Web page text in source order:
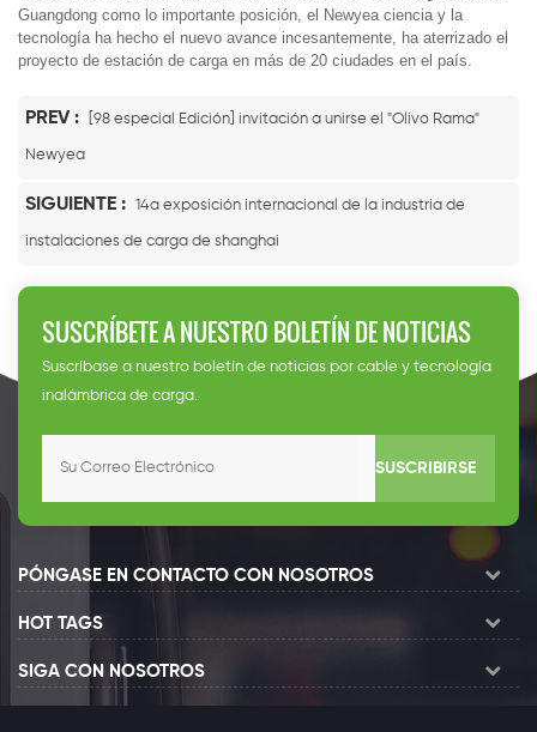
Guangdong como lo importante posición, el Newyea ciencia y la
tecnología ha hecho el nuevo avance incesantemente, ha aterrizado el
proyecto de estación de carga en más de 20 ciudades en el país.
PREV : [98 especial Edición] invitación a unirse el "Olivo Rama"
Newyea
SIGUIENTE : 14a exposición internacional de la industria de
instalaciones de carga de shanghai
SUSCRÍBETE A NUESTRO BOLETÍN DE NOTICIAS
Suscríbase a nuestro boletín de noticias por cable y tecnología
inalámbrica de carga.
SUSCRIBIRSE
PÓNGASE EN CONTACTO CON NOSOTROS
HOT TAGS
SIGA CON NOSOTROS